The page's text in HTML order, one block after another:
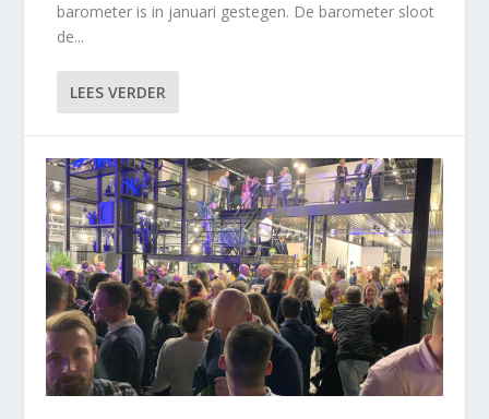
barometer is in januari gestegen. De barometer sloot
de...
LEES VERDER